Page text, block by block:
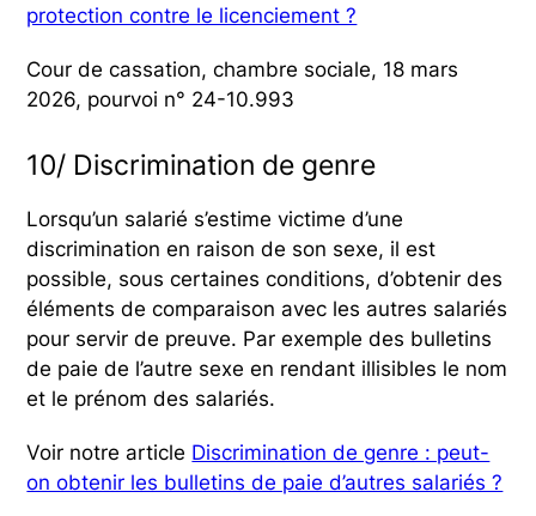
protection contre le licenciement ?
Cour de cassation, chambre sociale, 18 mars
2026, pourvoi n° 24-10.993
10/ Discrimination de genre
Lorsqu’un salarié s’estime victime d’une
discrimination en raison de son sexe, il est
possible, sous certaines conditions, d’obtenir des
éléments de comparaison avec les autres salariés
pour servir de preuve. Par exemple des bulletins
de paie de l’autre sexe en rendant illisibles le nom
et le prénom des salariés.
Voir notre article Discrimination de genre : peut-
on obtenir les bulletins de paie d’autres salariés ?